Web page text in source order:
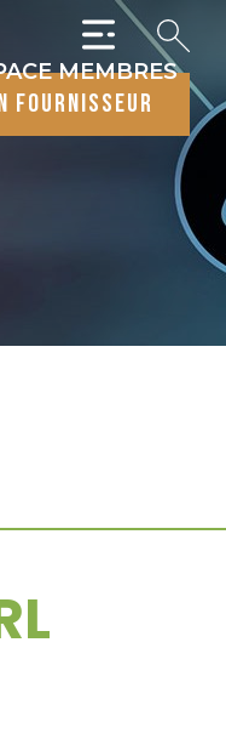
MEMBRES
fournisseur